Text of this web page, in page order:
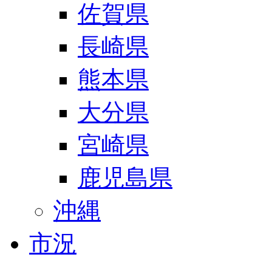
佐賀県
長崎県
熊本県
大分県
宮崎県
鹿児島県
沖縄
市況